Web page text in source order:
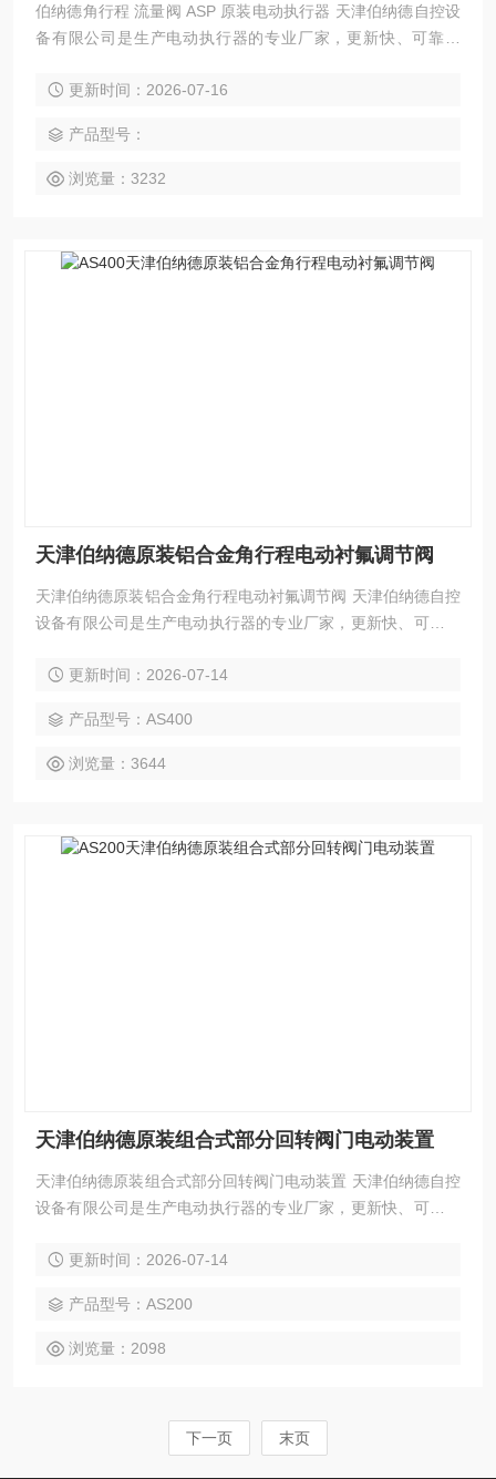
伯纳德角行程 流量阀 ASP 原装电动执行器 天津伯纳德自控设
备有限公司是生产电动执行器的专业厂家，更新快、可靠性
合结构是本公司的*设计构思。模块组件互换性高，具有多样化
更新时间：2026-07-16
产品型号：
浏览量：3232
天津伯纳德原装铝合金角行程电动衬氟调节阀
天津伯纳德原装铝合金角行程电动衬氟调节阀 天津伯纳德自控
设备有限公司是生产电动执行器的专业厂家，更新快、可靠性
合结构是本公司的*设计构思。
更新时间：2026-07-14
产品型号：AS400
浏览量：3644
天津伯纳德原装组合式部分回转阀门电动装置
天津伯纳德原装组合式部分回转阀门电动装置 天津伯纳德自控
设备有限公司是生产电动执行器的专业厂家，更新快、可靠性
合结构是本公司的*设计构思。
更新时间：2026-07-14
产品型号：AS200
浏览量：2098
下一页 末页